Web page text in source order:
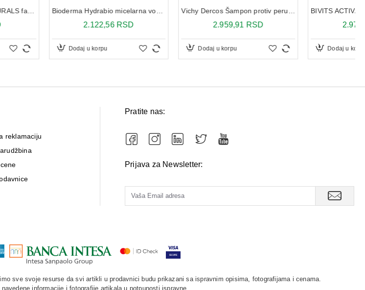
u korpu Dodaj u korpu Dodaj u korpu
reklamaciju
Pratite nas:
Prijava za Newsletter:
sve svoje resurse da svi artikli u prodavnici budu prikazani sa ispravnim opisima, fotografijama i cenama.
informacije i fotografije artikala u potpunosti ispravne.